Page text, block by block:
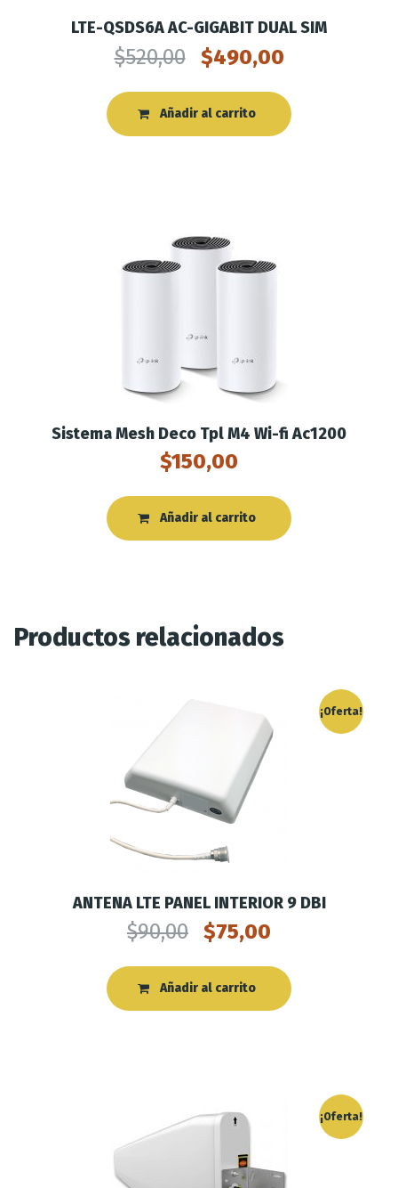
LTE-QSDS6A AC-GIGABIT DUAL SIM
$520,00 $490,00
Añadir al carrito
Sistema Mesh Deco Tpl M4 Wi-fi Ac1200
$150,00
Añadir al carrito
Productos relacionados
¡Oferta!
ANTENA LTE PANEL INTERIOR 9 DBI
$90,00 $75,00
Añadir al carrito
¡Oferta!